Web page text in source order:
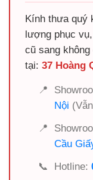
Kính thưa quý
lượng phục
cũ sang
tại: 37 Hoàng
📍
Nội
📍
Cầu
📞
Hotline: